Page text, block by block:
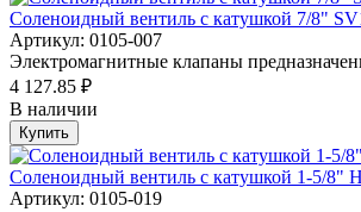
Соленоидный вентиль с катушкой 7/8"
Артикул: 0105-007
Электромагнитные клапаны
4 127.85 ₽
В наличии
Купить
Соленоидный вентиль с катушкой 1-5/8"
Артикул: 0105-019